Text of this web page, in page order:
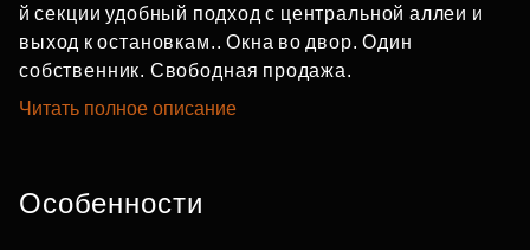
й секции удобный подход с центральной аллеи и
выход к остановкам.. Окна во двор. Один
собственник. Свободная продажа.
Читать полное описание
Особенности